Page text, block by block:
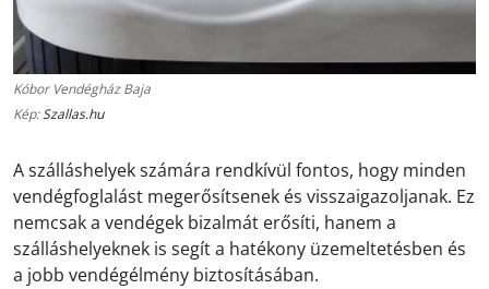
Kóbor Vendégház Baja
Kép:Szallas.hu
A szálláshelyek számára rendkívül fontos, hogy minden
vendégfoglalást megerősítsenek és visszaigazoljanak. Ez
nemcsak a vendégek bizalmát erősíti, hanem a
szálláshelyeknek is segít a hatékony üzemeltetésben és
a jobb vendégélmény biztosításában.